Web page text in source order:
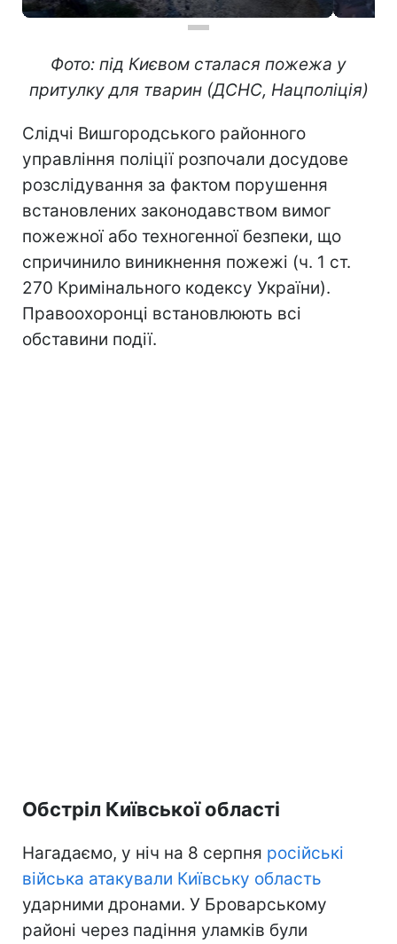
Фото: під Києвом сталася пожежа у
притулку для тварин (ДСНС, Нацполіція)
Слідчі Вишгородського районного
управління поліції розпочали досудове
розслідування за фактом порушення
встановлених законодавством вимог
пожежної або техногенної безпеки, що
спричинило виникнення пожежі (ч. 1 ст.
270 Кримінального кодексу України).
Правоохоронці встановлюють всі
обставини події.
Обстріл Київської області
Нагадаємо, у ніч на 8 серпня російські
війська атакували Київську область
ударними дронами. У Броварському
районі через падіння уламків були